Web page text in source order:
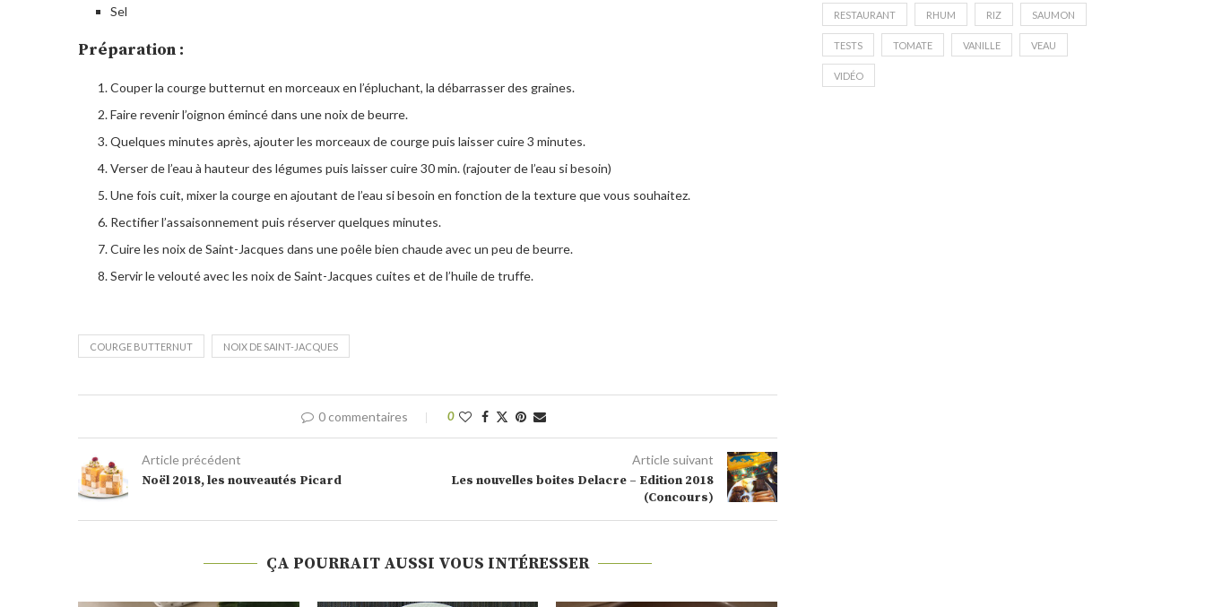
Sel
Préparation :
Couper la courge butternut en morceaux en l’épluchant, la débarrasser des graines.
Faire revenir l’oignon émincé dans une noix de beurre.
Quelques minutes après, ajouter les morceaux de courge puis laisser cuire 3 minutes.
Verser de l’eau à hauteur des légumes puis laisser cuire 30 min. (rajouter de l’eau si besoin)
Une fois cuit, mixer la courge en ajoutant de l’eau si besoin en fonction de la texture que vous souhaitez.
Rectifier l’assaisonnement puis réserver quelques minutes.
Cuire les noix de Saint-Jacques dans une poêle bien chaude avec un peu de beurre.
Servir le velouté avec les noix de Saint-Jacques cuites et de l’huile de truffe.
COURGE BUTTERNUT NOIX DE SAINT-JACQUES
0 commentaires 0
Article précédent
Noël 2018, les nouveautés Picard
Article suivant
Les nouvelles boites Delacre – Edition 2018
(Concours)
ÇA POURRAIT AUSSI VOUS INTÉRESSER
RESTAURANT RHUM RIZ SAUMON
TESTS TOMATE VANILLE VEAU
VIDÉO